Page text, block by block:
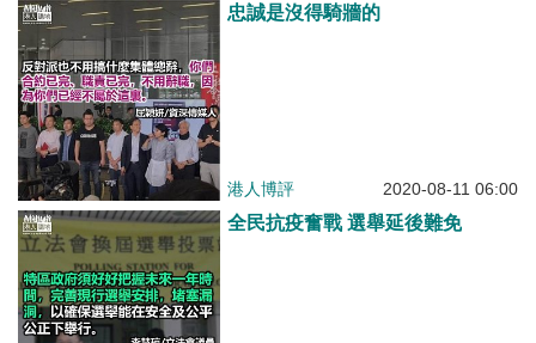
忠誠是沒得騎牆的
港人博評 2020-08-11 06:00
全民抗疫奮戰 選舉延後難免